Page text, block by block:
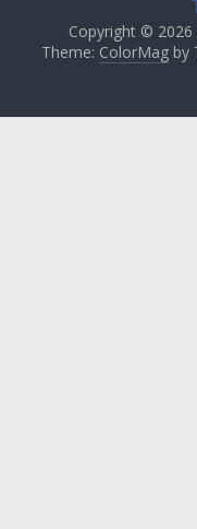
Copyright © 2026
Theme: ColorMagby